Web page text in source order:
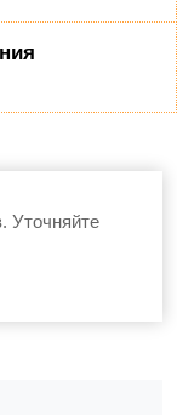
Уточняйте